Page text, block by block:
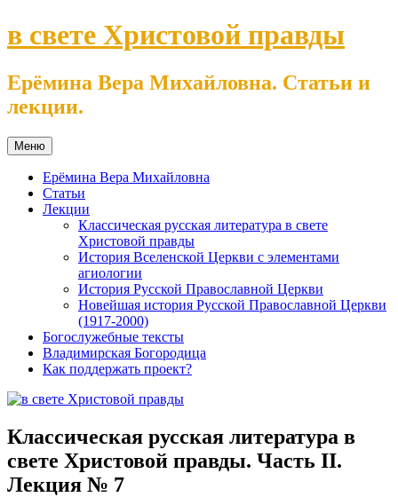
к
в свете Христовой правды
Ерёмина Вера Михайловна. Статьи и
лекции.
Меню
Ерёмина Вера Михайловна
Статьи
Лекции
Классическая русская литература в свете
Христовой правды
История Вселенской Церкви с элементами
агиологии
История Русской Православной Церкви
Новейшая история Русской Православной Церкви
(1917-2000)
Богослужебные тексты
Владимирская Богородица
Как поддержать проект?
Классическая русская литература в
свете Христовой правды. Часть II.
Лекция № 7